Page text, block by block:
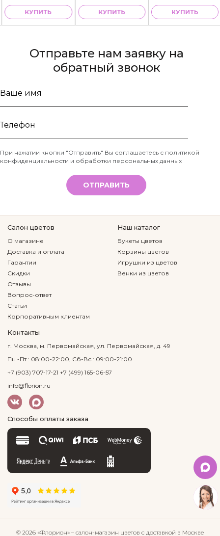
КУПИТЬ КУПИТЬ КУПИТЬ
Отправьте нам заявку на
обратный звонок
Ваше
Телефон
*
При нажатии кнопки "Отправить" Вы соглашаетесь с политикой
конфиденциальности и обработки персональных данных
ОТПРАВИТЬ
Салон цветов
О магазине
Доставка и оплата
Гарантии
Скидки
Отзывы
Вопрос-ответ
Статьи
Корпоративным клиентам
Наш каталог
Букеты цветов
Корзины цветов
Игрушки из цветов
Венки из цветов
Контакты
г. Москва, м. Первомайская, ул. Первомайская, д. 49
Пн.-Пт.: 08:00-22:00, Сб-Вс.: 09:00-21:00
+7 (903) 707-17-21 +7 (499) 165-06-57
info@florion.ru
Способы оплаты заказа
© 2026 «Флорион» – салон-магазин цветов с доставкой в Москве